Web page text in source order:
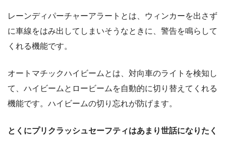
レーンディパーチャーアラートとは、ウィンカーを出さず
に車線をはみ出してしまいそうなときに、警告を鳴らして
くれる機能です。
オートマチックハイビームとは、対向車のライトを検知し
て、ハイビームとロービームを自動的に切り替えてくれる
機能です。ハイビームの切り忘れが防げます。
とくにプリクラッシュセーフティはあまり世話になりたく